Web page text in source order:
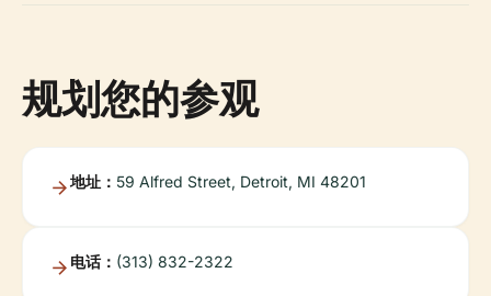
规划您的参观
地址： 59 Alfred Street, Detroit, MI 48201
电话： (313) 832-2322